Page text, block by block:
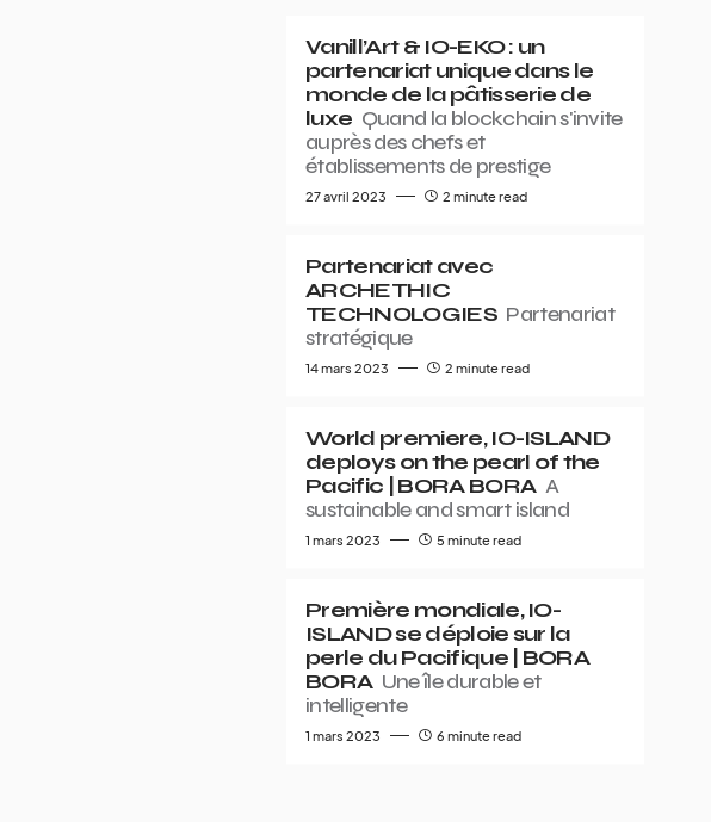
Vanill’Art & IO-EKO : un
partenariat unique dans le
monde de la pâtisserie de
luxe Quand la blockchain s'invite
auprès des chefs et
établissements de prestige
27 avril 2023 2 minute read
Partenariat avec
ARCHETHIC
TECHNOLOGIES Partenariat
stratégique
14 mars 2023 2 minute read
World premiere, IO-ISLAND
deploys on the pearl of the
Pacific | BORA BORA A
sustainable and smart island
1 mars 2023 5 minute read
Première mondiale, IO-
ISLAND se déploie sur la
perle du Pacifique | BORA
BORA Une île durable et
intelligente
1 mars 2023 6 minute read